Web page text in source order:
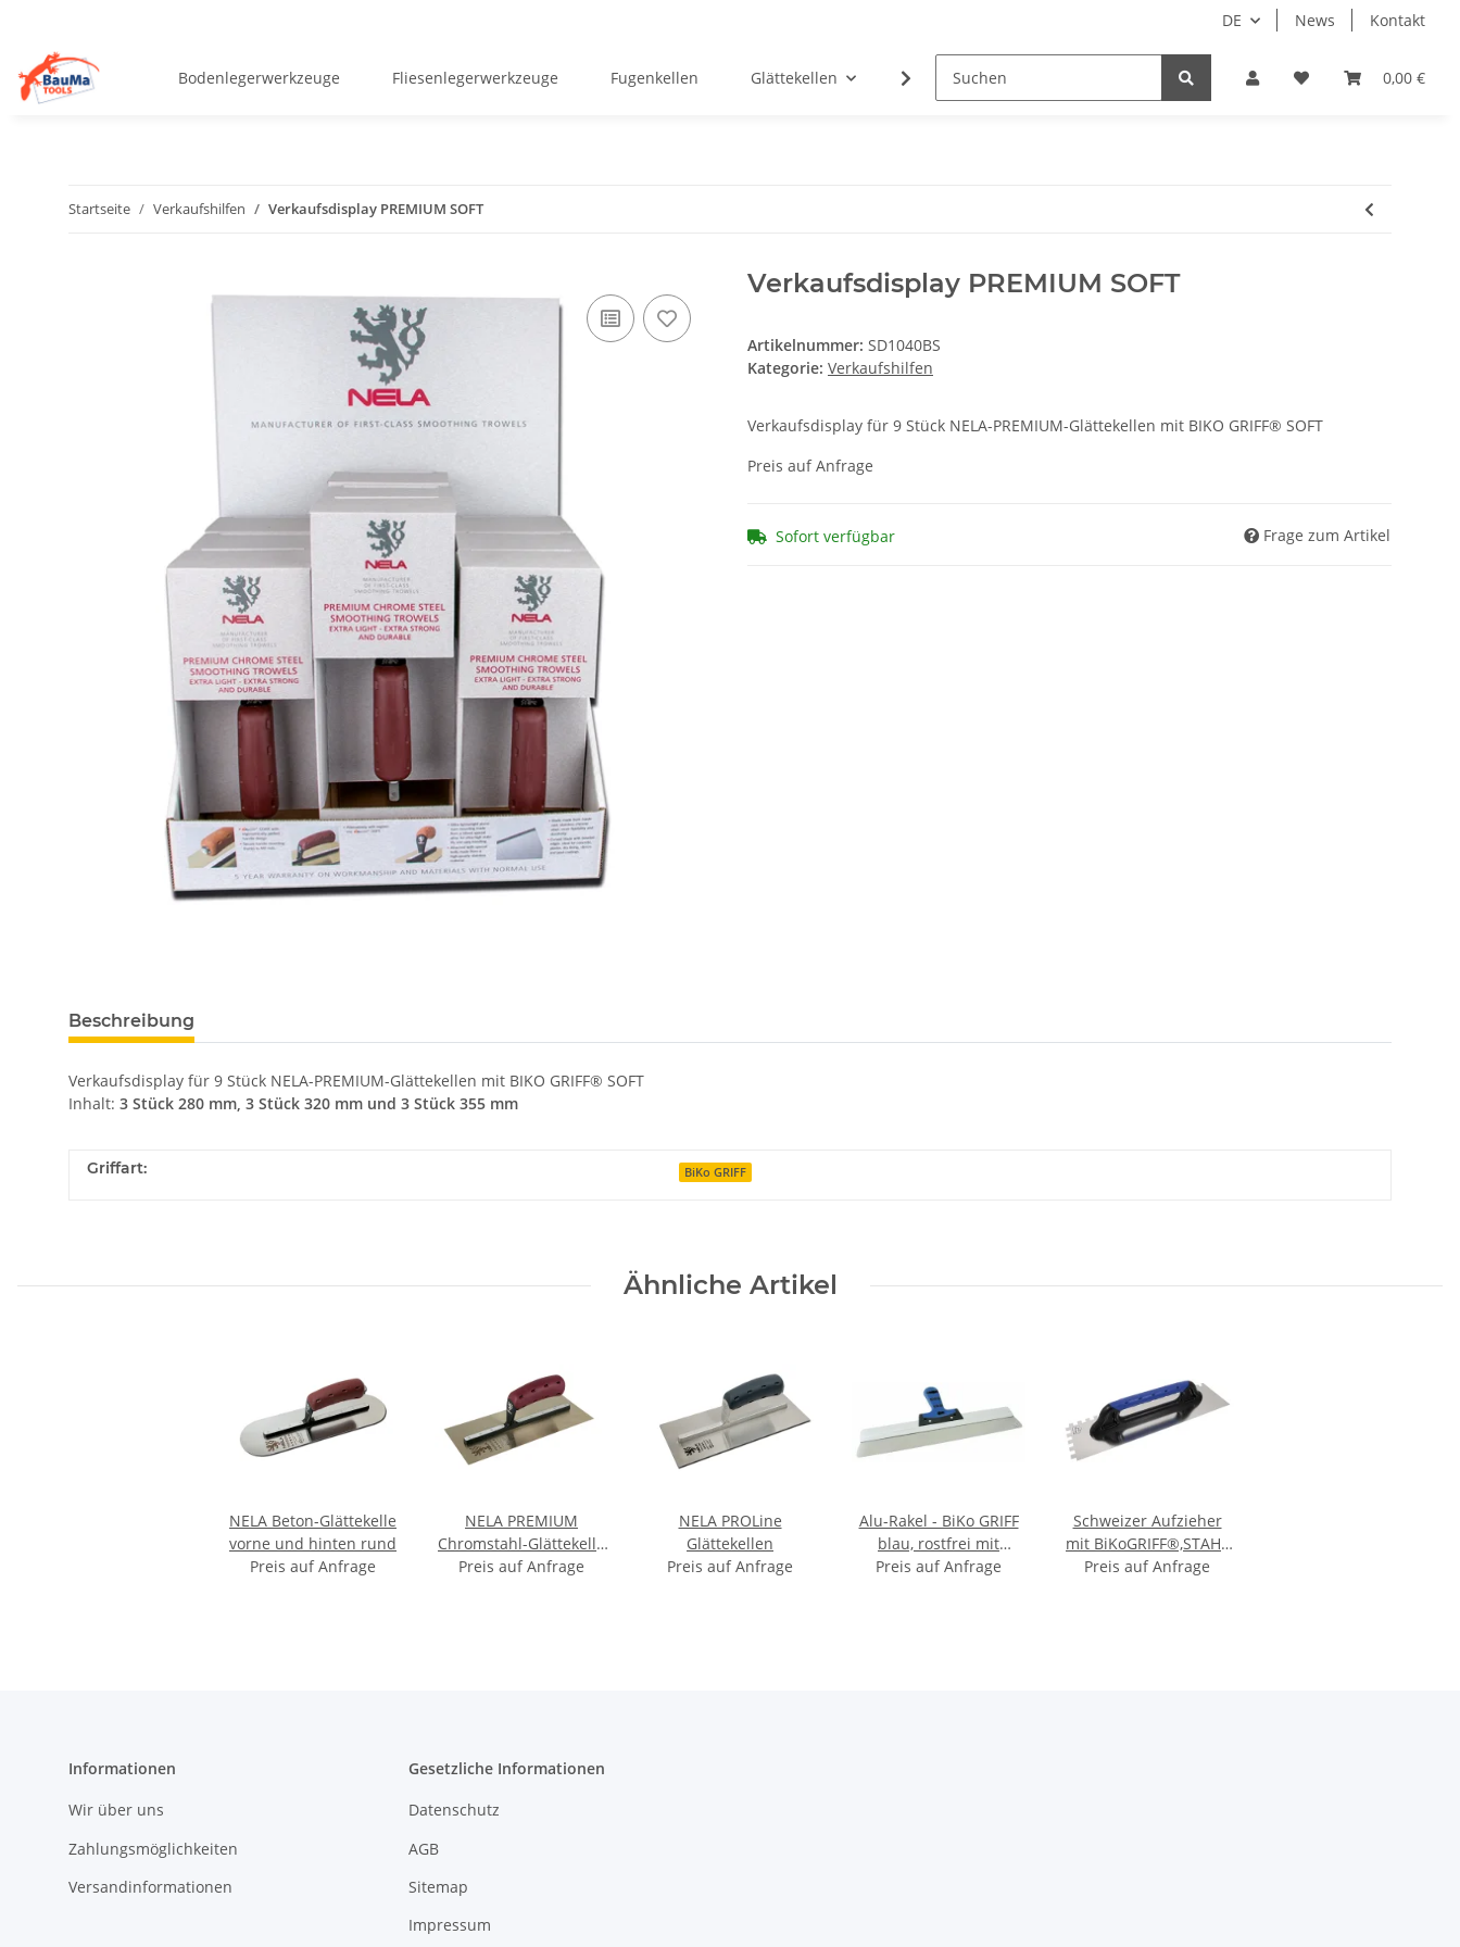
DE News Kontakt
0,00 €
Bodenlegerwerkzeuge Fliesenlegerwerkzeuge Fugenkellen Glättekellen Malerspachtel Messwerkzeuge
Startseite Verkaufshilfen Verkaufsdisplay PREMIUM SOFT
Verkaufsdisplay PREMIUM SOFT
Artikelnummer: SD1040BS
Kategorie: Verkaufshilfen
Verkaufsdisplay für 9 Stück NELA-PREMIUM-Glättekellen mit BIKO GRIFF® SOFT
Preis auf Anfrage
Sofort verfügbar Frage zum Artikel
Beschreibung
Verkaufsdisplay für 9 Stück NELA-PREMIUM-Glättekellen mit BIKO GRIFF® SOFT
Inhalt: 3 Stück 280 mm, 3 Stück 320 mm und 3 Stück 355 mm
Griffart: BiKo GRIFF
Ähnliche Artikel
NELA Beton-Glättekelle
vorne und hinten rund
Preis auf Anfrage
NELA PREMIUM
Chromstahl-Glättekelle
extra leicht mit BiKo
Preis auf Anfrage
NELA PROLine
Glättekellen
Preis auf Anfrage
Alu-Rakel - BiKo GRIFF
blau, rostfrei mit
runden Ecken 400 -
Preis auf Anfrage
Schweizer Aufzieher
mit BiKoGRIFF®,STAHL
oder rostfrei, gezahnt,
Preis auf Anfrage
Informationen
Wir über uns
Zahlungsmöglichkeiten
Versandinformationen
Gesetzliche Informationen
Datenschutz
AGB
Sitemap
Impressum